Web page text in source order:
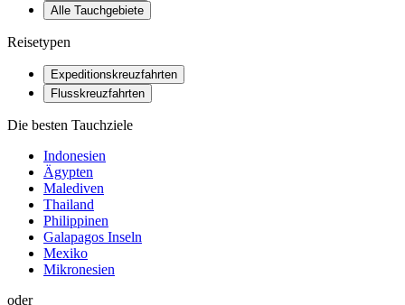
Alle Tauchgebiete
Reisetypen
Expeditionskreuzfahrten
Flusskreuzfahrten
Die besten Tauchziele
Indonesien
Ägypten
Malediven
Thailand
Philippinen
Galapagos Inseln
Mexiko
Mikronesien
oder